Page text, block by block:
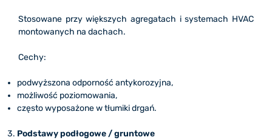
Stosowane przy większych agregatach i systemach HVAC
montowanych na dachach.
Cechy:
podwyższona odporność antykorozyjna,
możliwość poziomowania,
często wyposażone w tłumiki drgań.
Podstawy podłogowe / gruntowe